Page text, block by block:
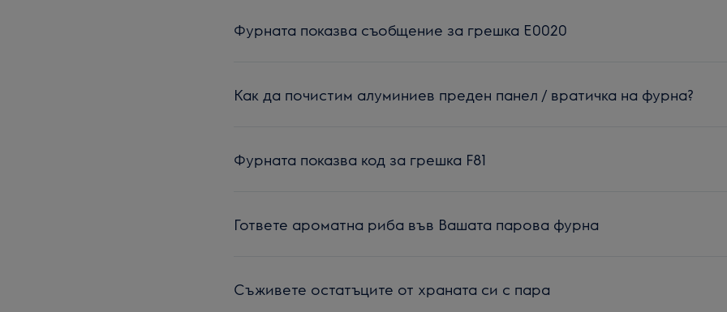
Фурната показва съобщение за грешка Е0020
Как да почистим алуминиев преден панел / вратичка на фурна?
Фурната показва код за грешка F81
Гответе ароматна риба във Вашата парова фурна
Съживете остатъците от храната си с пара